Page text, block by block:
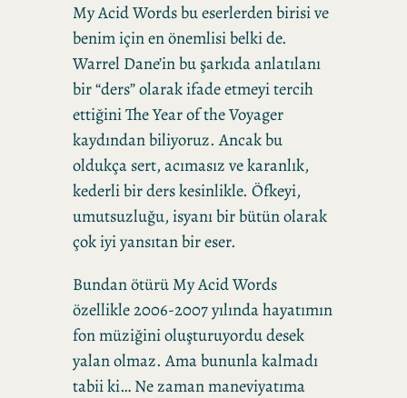
My Acid Words bu eserlerden birisi ve
benim için en önemlisi belki de.
Warrel Dane’in bu şarkıda anlatılanı
bir “ders” olarak ifade etmeyi tercih
ettiğini The Year of the Voyager
kaydından biliyoruz. Ancak bu
oldukça sert, acımasız ve karanlık,
kederli bir ders kesinlikle. Öfkeyi,
umutsuzluğu, isyanı bir bütün olarak
çok iyi yansıtan bir eser.
Bundan ötürü My Acid Words
özellikle 2006-2007 yılında hayatımın
fon müziğini oluşturuyordu desek
yalan olmaz. Ama bununla kalmadı
tabii ki… Ne zaman maneviyatıma